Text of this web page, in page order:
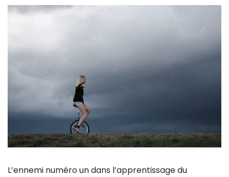
L’ennemi numéro un dans l’apprentissage du